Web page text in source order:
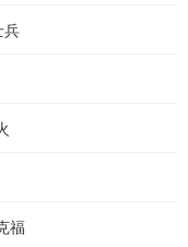
福